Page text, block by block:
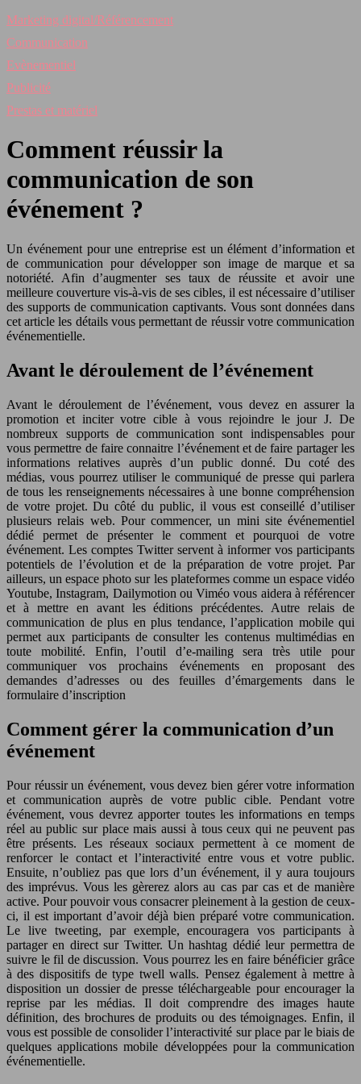
Marketing digital/Référencement
Communication
Evènementiel
Publicité
Prestas et matériel
Comment réussir la
communication de son
événement ?
Un événement pour une entreprise est un élément d’information et
de communication pour développer son image de marque et sa
notoriété. Afin d’augmenter ses taux de réussite et avoir une
meilleure couverture vis-à-vis de ses cibles, il est nécessaire d’utiliser
des supports de communication captivants. Vous sont données dans
cet article les détails vous permettant de réussir votre communication
événementielle.
Avant le déroulement de l’événement
Avant le déroulement de l’événement, vous devez en assurer la
promotion et inciter votre cible à vous rejoindre le jour J. De
nombreux supports de communication sont indispensables pour
vous permettre de faire connaitre l’événement et de faire partager les
informations relatives auprès d’un public donné. Du coté des
médias, vous pourrez utiliser le communiqué de presse qui parlera
de tous les renseignements nécessaires à une bonne compréhension
de votre projet. Du côté du public, il vous est conseillé d’utiliser
plusieurs relais web. Pour commencer, un mini site événementiel
dédié permet de présenter le comment et pourquoi de votre
événement. Les comptes Twitter servent à informer vos participants
potentiels de l’évolution et de la préparation de votre projet. Par
ailleurs, un espace photo sur les plateformes comme un espace vidéo
Youtube, Instagram, Dailymotion ou Viméo vous aidera à référencer
et à mettre en avant les éditions précédentes. Autre relais de
communication de plus en plus tendance, l’application mobile qui
permet aux participants de consulter les contenus multimédias en
toute mobilité. Enfin, l’outil d’e-mailing sera très utile pour
communiquer vos prochains événements en proposant des
demandes d’adresses ou des feuilles d’émargements dans le
formulaire d’inscription
Comment gérer la communication d’un
événement
Pour réussir un événement, vous devez bien gérer votre information
et communication auprès de votre public cible. Pendant votre
événement, vous devrez apporter toutes les informations en temps
réel au public sur place mais aussi à tous ceux qui ne peuvent pas
être présents. Les réseaux sociaux permettent à ce moment de
renforcer le contact et l’interactivité entre vous et votre public.
Ensuite, n’oubliez pas que lors d’un événement, il y aura toujours
des imprévus. Vous les gèrerez alors au cas par cas et de manière
active. Pour pouvoir vous consacrer pleinement à la gestion de ceux-
ci, il est important d’avoir déjà bien préparé votre communication.
Le live tweeting, par exemple, encouragera vos participants à
partager en direct sur Twitter. Un hashtag dédié leur permettra de
suivre le fil de discussion. Vous pourrez les en faire bénéficier grâce
à des dispositifs de type twell walls. Pensez également à mettre à
disposition un dossier de presse téléchargeable pour encourager la
reprise par les médias. Il doit comprendre des images haute
définition, des brochures de produits ou des témoignages. Enfin, il
vous est possible de consolider l’interactivité sur place par le biais de
quelques applications mobile développées pour la communication
événementielle.